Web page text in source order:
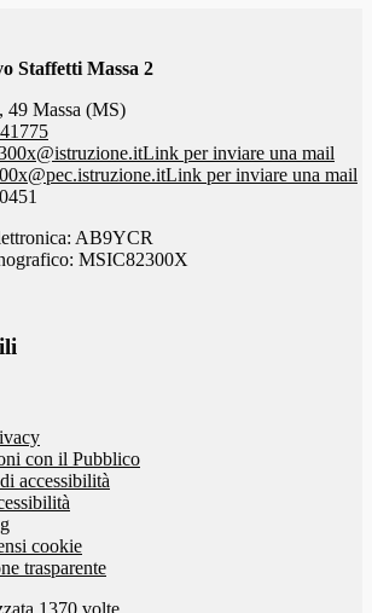
Staffetti Massa 2
49 Massa (MS)
Link per inviare una mail
Link per inviare una mail
AB9YCR
MSIC82300X
con il Pubblico
accessibilità
cookie
trasparente
1370 volte